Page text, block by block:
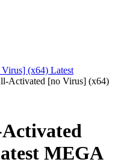
(x64) Latest
Activated [no Virus] (x64)
MEGA